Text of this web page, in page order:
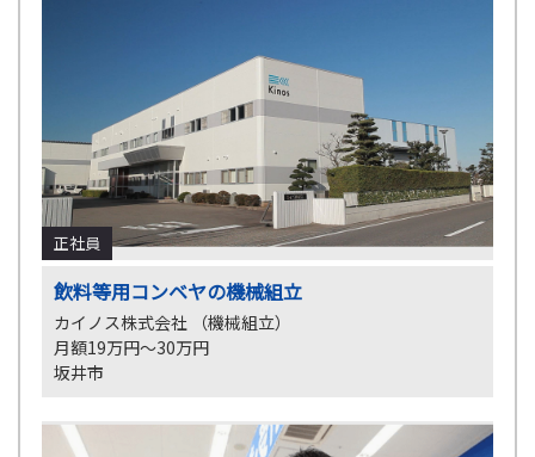
正社員
飲料等用コンベヤの機械組立
カイノス株式会社 （機械組立）
月額19万円～30万円
坂井市